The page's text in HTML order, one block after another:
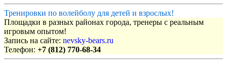
Тренировки по волейболу для детей и взрослых!
Площадки в разных районах города, тренеры с реальным
игровым опытом!
Запись на сайте: nevsky-bears.ru
Телефон: +7 (812) 770-68-34